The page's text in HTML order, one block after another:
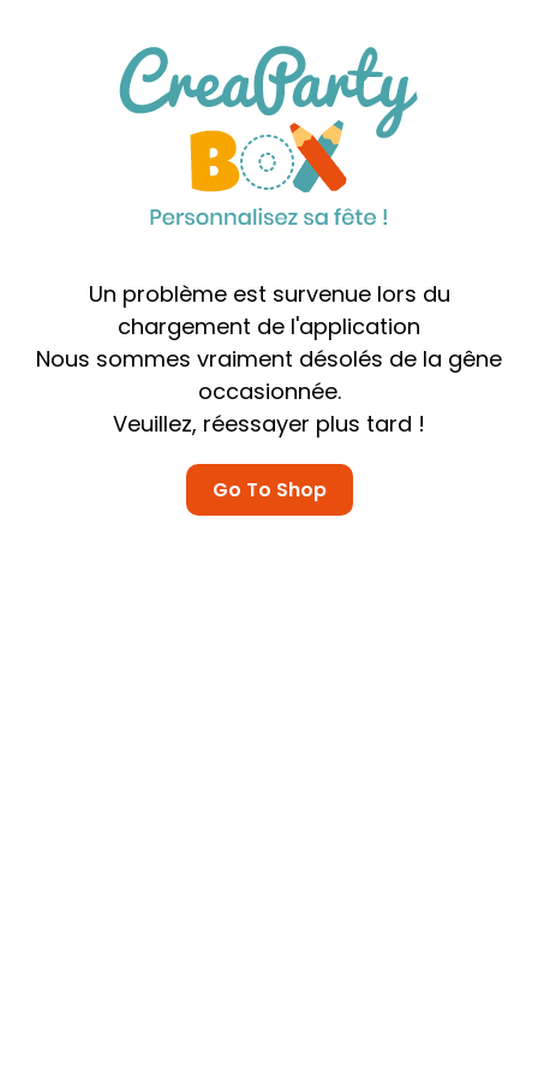
Un problème est survenue lors du
chargement de l'application
Nous sommes vraiment désolés de la gêne
occasionnée.
Veuillez, réessayer plus tard !
Go To Shop